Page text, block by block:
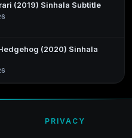
(2019) Sinhala Subtitle
(2020) Sinhala
PRIVACY